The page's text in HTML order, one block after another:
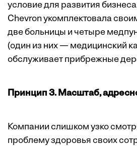
условие для развития
Chevron укомплектовала
две больницы и четыре
(один из них — медицинский
обслуживает прибрежные
Принцип 3. Масштаб,
Компании слишком узко
проблему здоровья своих